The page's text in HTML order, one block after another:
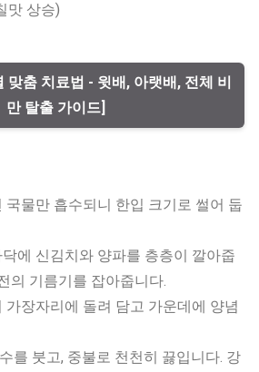
맛 상승)
맞춤 치료법 - 윗배, 아랫배, 전체 비
만 탈출 가이드]
국물만 흡수되니 한입 크기로 썰어 둡
에 신김치와 양파를 층층이 깔아줍
의 기름기를 잡아줍니다.
가장자리에 돌려 담고 가운데에 양념
를 붓고, 중불로 천천히 끓입니다. 강